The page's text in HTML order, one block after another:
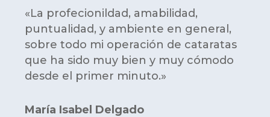
«La profecionildad, amabilidad,
puntualidad, y ambiente en general,
sobre todo mi operación de cataratas
que ha sido muy bien y muy cómodo
desde el primer minuto.»
María Isabel Delgado